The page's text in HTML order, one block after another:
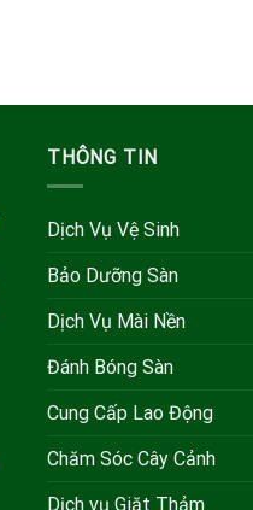
THÔNG TIN
Dịch Vụ Vệ Sinh
Bảo Dưỡng Sàn
Dịch Vụ Mài Nền
Đánh Bóng Sàn
Cung Cấp Lao Động
Chăm Sóc Cây Cảnh
Dịch vụ Giặt Thảm